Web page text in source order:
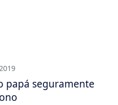
papá seguramente